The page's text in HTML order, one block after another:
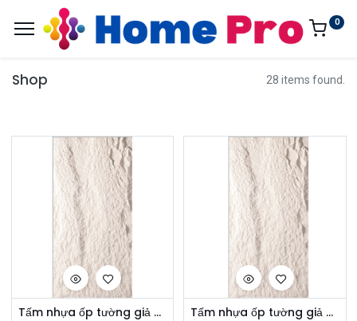
0
Shop 28 items found.
Tấm nhựa ốp tường giả đá A12610
Tấm nhựa ốp tường giả đá B12610